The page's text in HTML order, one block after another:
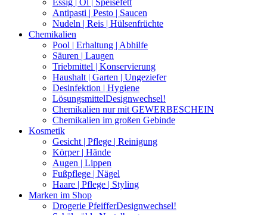
Essig | Öl | Speisefett
Antipasti | Pesto | Saucen
Nudeln | Reis | Hülsenfrüchte
Chemikalien
Pool | Erhaltung | Abhilfe
Säuren | Laugen
Triebmittel | Konservierung
Haushalt | Garten | Ungeziefer
Desinfektion | Hygiene
LösungsmittelDesignwechsel!
Chemikalien nur mit GEWERBESCHEIN
Chemikalien im großen Gebinde
Kosmetik
Gesicht | Pflege | Reinigung
Körper | Hände
Augen | Lippen
Fußpflege | Nägel
Haare | Pflege | Styling
Marken im Shop
Drogerie PfeifferDesignwechsel!